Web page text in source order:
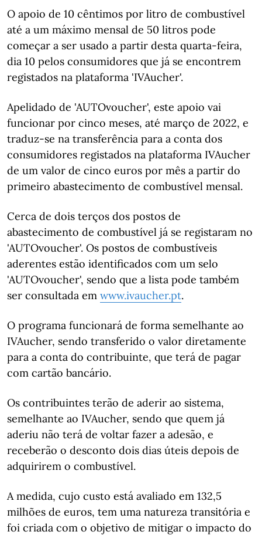
O apoio de 10 cêntimos por litro de combustível
até a um máximo mensal de 50 litros pode
começar a ser usado a partir desta quarta-feira,
dia 10 pelos consumidores que já se encontrem
registados na plataforma 'IVAucher'.
Apelidado de 'AUTOvoucher', este apoio vai
funcionar por cinco meses, até março de 2022, e
traduz-se na transferência para a conta dos
consumidores registados na plataforma IVAucher
de um valor de cinco euros por mês a partir do
primeiro abastecimento de combustível mensal.
Cerca de dois terços dos postos de
abastecimento de combustível já se registaram no
'AUTOvoucher'. Os postos de combustíveis
aderentes estão identificados com um selo
'AUTOvoucher', sendo que a lista pode também
ser consultada em www.ivaucher.pt.
O programa funcionará de forma semelhante ao
IVAucher, sendo transferido o valor diretamente
para a conta do contribuinte, que terá de pagar
com cartão bancário.
Os contribuintes terão de aderir ao sistema,
semelhante ao IVAucher, sendo que quem já
aderiu não terá de voltar fazer a adesão, e
receberão o desconto dois dias úteis depois de
adquirirem o combustível.
A medida, cujo custo está avaliado em 132,5
milhões de euros, tem uma natureza transitória e
foi criada com o objetivo de mitigar o impacto do